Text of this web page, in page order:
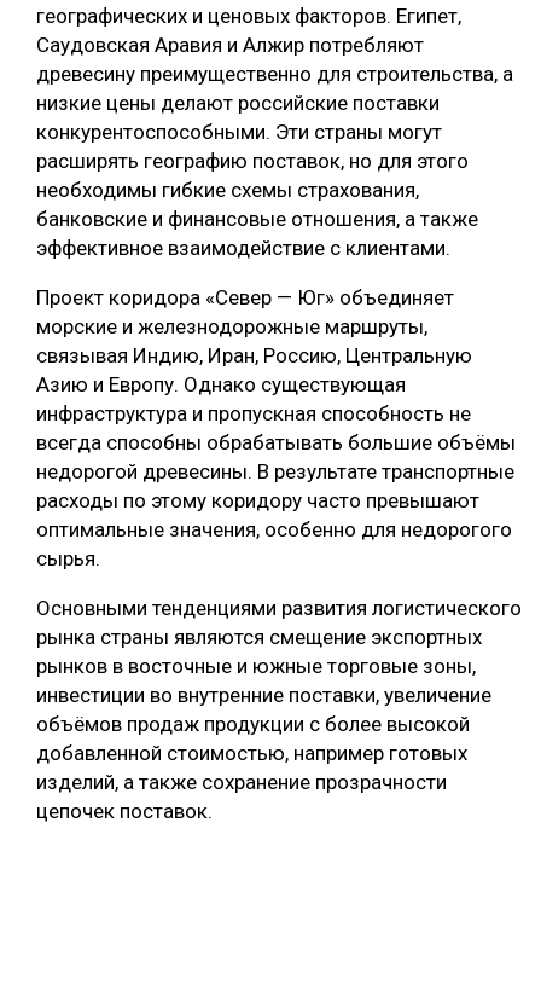
географических и ценовых факторов. Египет,
Саудовская Аравия и Алжир потребляют
древесину преимущественно для строительства, а
низкие цены делают российские поставки
конкурентоспособными. Эти страны могут
расширять географию поставок, но для этого
необходимы гибкие схемы страхования,
банковские и финансовые отношения, а также
эффективное взаимодействие с клиентами.
Проект коридора «Север — Юг» объединяет
морские и железнодорожные маршруты,
связывая Индию, Иран, Россию, Центральную
Азию и Европу. Однако существующая
инфраструктура и пропускная способность не
всегда способны обрабатывать большие объёмы
недорогой древесины. В результате транспортные
расходы по этому коридору часто превышают
оптимальные значения, особенно для недорогого
сырья.
Основными тенденциями развития логистического
рынка страны являются смещение экспортных
рынков в восточные и южные торговые зоны,
инвестиции во внутренние поставки, увеличение
объёмов продаж продукции с более высокой
добавленной стоимостью, например готовых
изделий, а также сохранение прозрачности
цепочек поставок.